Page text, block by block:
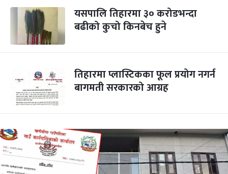
यसपालि तिहारमा ३० करोडभन्दा
बढीको कुचो किनबेच हुने
तिहारमा प्लास्टिकका फूल प्रयोग नगर्न
बागमती सरकारको आग्रह